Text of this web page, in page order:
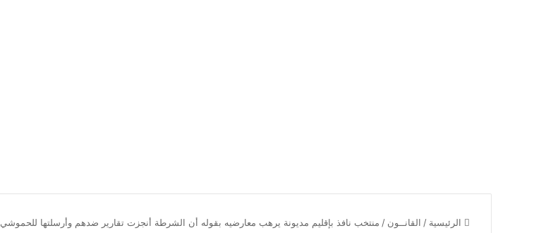
الرئيسية / القانــون / منتخب نافذ بإقليم مديونة يرهب معارضيه بقوله أن الشرطة أنجزت تقارير ضدهم وأرسلتها للحموشي